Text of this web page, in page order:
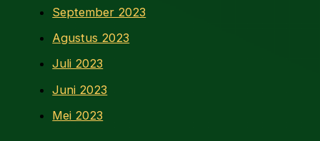
September 2023
Agustus 2023
Juli 2023
Juni 2023
Mei 2023